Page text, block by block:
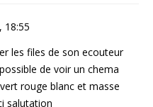
18:55
les files de son ecouteur
de voir un chema
rouge blanc et masse
salutation